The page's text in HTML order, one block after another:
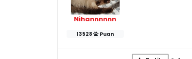
Nihannnnnn
13528 Puan